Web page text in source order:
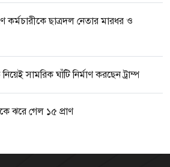
কর্মচারীকে ছাত্রদল নেতার মারধর ও
সামরিক ঘাঁটি নির্মাণ করছেন ট্রাম্প
ঝরে গেল ১৫ প্রাণ